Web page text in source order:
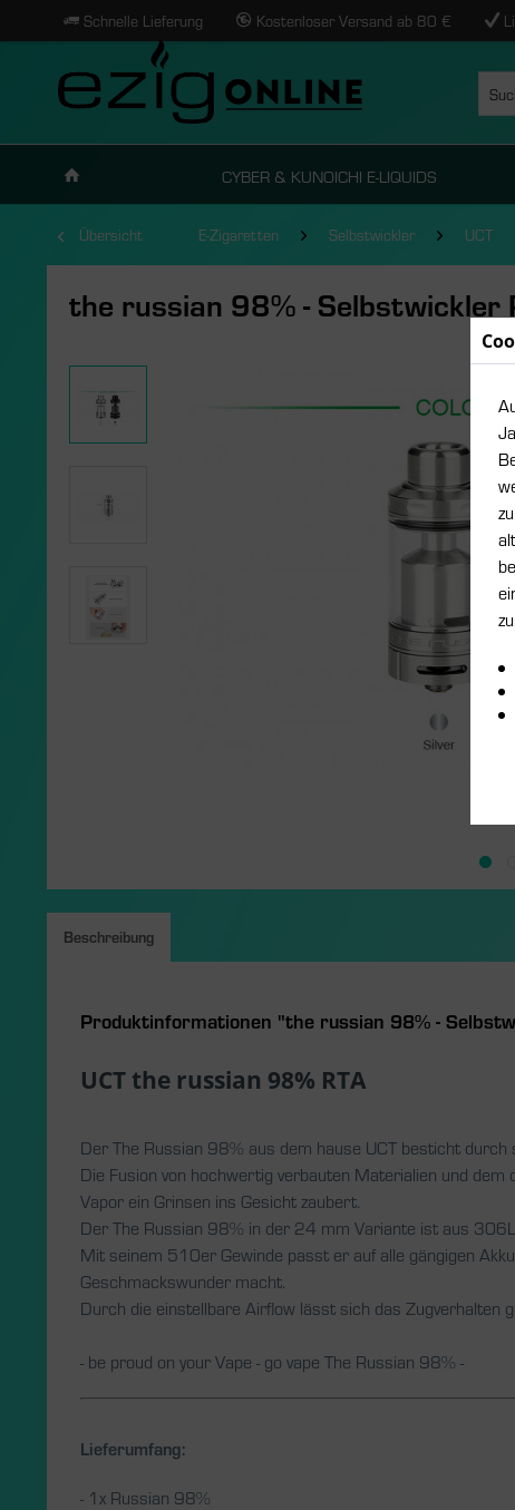
Schnelle Lieferung Kostenloser Versand ab 80 €
CYBER & KUNOICHI E-LIQUIDS
Übersicht E-Zigaretten Selbstwickler UCT
the russian 98% - Selbstwickler
Beschreibung
Produktinformationen "the russian 98% -
UCT the russian 98% RTA
Der The Russian 98% aus dem hause UCT besticht durch
Die Fusion von hochwertig verbauten Materialien und
Vapor ein Grinsen ins Gesicht zaubert.
Der The Russian 98% in der 24 mm Variante ist aus
Mit seinem 510er Gewinde passt er auf alle gängigen
Geschmackswunder macht.
Durch die einstellbare Airflow lässt sich das Zugverhalten
- be proud on your Vape - go vape The Russian 98% -
Lieferumfang:
- 1x Russian 98%